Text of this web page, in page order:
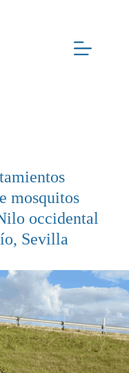
mosquitos
occidental
Sevilla